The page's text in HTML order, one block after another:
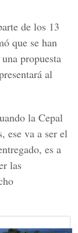
de los 13
que se han
propuesta
al
la Cepal
ese va a ser el
es a
las